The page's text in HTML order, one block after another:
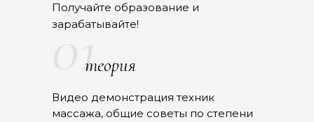
Получайте образование и
зарабатывайте!
теория
Видео демонстрация техник
массажа, общие советы по степени
01